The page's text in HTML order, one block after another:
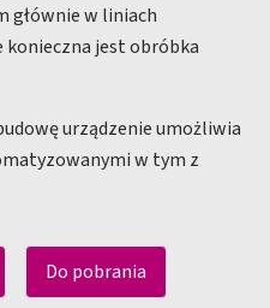
głównie w liniach
konieczna jest obróbka
urządzenie umożliwia
w tym z
Do pobrania